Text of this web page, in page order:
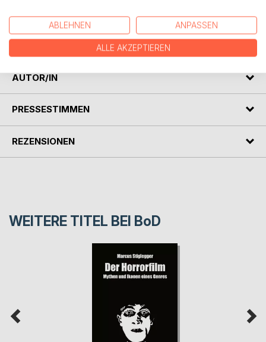
Davon inspiriert haben die fünf Autoren weitergeschrieben,
gefeilt, sortiert und ihre schönsten Texte für diese
Anthologie zusammengestellt.
AUTOR/IN
PRESSESTIMMEN
REZENSIONEN
WEITERE TITEL BEI BoD
ABLEHNEN ANPASSEN
ALLE AKZEPTIEREN